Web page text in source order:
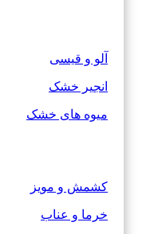
آلو و قیسی
انجیر خشک
میوه های خشک
کشمش و مویز
خرما و عناب